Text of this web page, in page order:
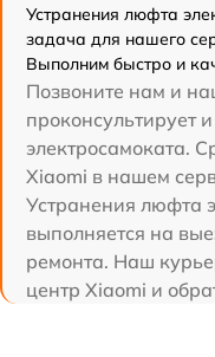
Устранения люфта
задача для нашего
Выполним быстро и
Позвоните нам и
проконсультирует
электросамоката.
Xiaomi в нашем
Устранения люфта
выполняется на
ремонта. Наш
центр Xiaomi и